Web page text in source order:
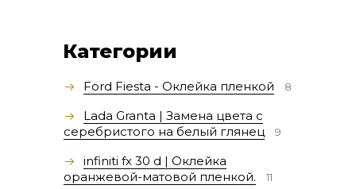
Категории
Ford Fiesta - Оклейка пленкой 8
Lada Granta | Замена цвета с
серебристого на белый глянец
9
infiniti fx 30 d | Оклейка
оранжевой-матовой пленкой.
11